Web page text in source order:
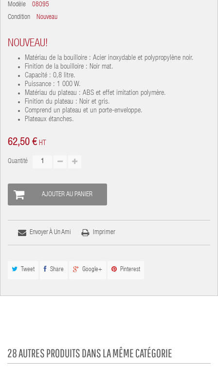
Modèle
08095
Condition
Nouveau
NOUVEAU!
Matériau de la bouilloire : Acier inoxydable et polypropylène noir.
Finition de la bouilloire : Noir mat.
Capacité : 0,8 litre.
Puissance : 1 000 W.
Matériau du plateau : ABS et effet imitation polymère.
Finition du plateau : Noir et gris.
Comprend un plateau et un porte-enveloppe.
Plateaux étanches.
62,50 € HT
Quantité
AJOUTER AU PANIER
Envoyer À Un Ami Imprimer
Tweet Share Google+ Pinterest
28 AUTRES PRODUITS DANS LA MÊME CATÉGORIE